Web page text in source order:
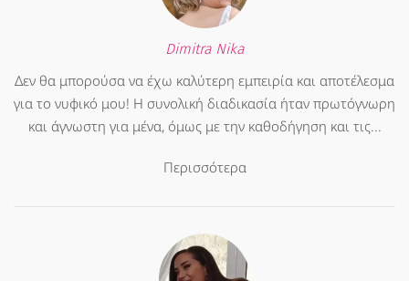
Dimitra Nika
Δεν θα μπορούσα να έχω καλύτερη εμπειρία και αποτέλεσμα
για το νυφικό μου! Η συνολική διαδικασία ήταν πρωτόγνωρη
και άγνωστη για μένα, όμως με την καθοδήγηση και τις...
Περισσότερα